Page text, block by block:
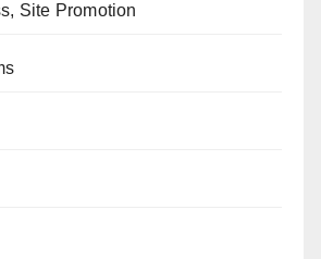
Site Promotion